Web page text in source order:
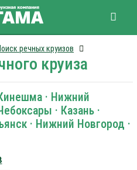
речных круизов
круиза
· Нижний
· Казань ·
· Нижний Новгород ·